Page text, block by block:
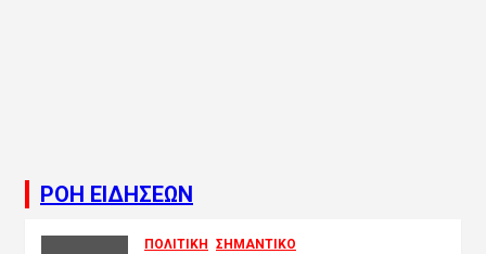
ΡΟΗ ΕΙΔΗΣΕΩΝ
ΠΟΛΙΤΙΚΗ ΣΗΜΑΝΤΙΚΟ